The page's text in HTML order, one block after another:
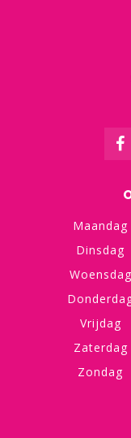
Maandag
Dinsdag
Woensdag
Vrijdag
Zaterdag
Zondag